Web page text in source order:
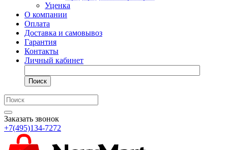
Уценка
О компании
Оплата
Доставка и самовывоз
Гарантия
Контакты
Личный кабинет
Поиск
Заказать звонок
+7(495)134-7272